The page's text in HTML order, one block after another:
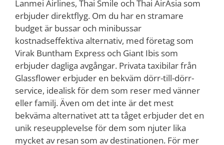
Lanmei Airlines, Thai Smile och Thai AirAsia som
erbjuder direktflyg. Om du har en stramare
budget är bussar och minibussar
kostnadseffektiva alternativ, med företag som
Virak Buntham Express och Giant Ibis som
erbjuder dagliga avgångar. Privata taxibilar från
Glassflower erbjuder en bekväm dörr-till-dörr-
service, idealisk för dem som reser med vänner
eller familj. Även om det inte är det mest
bekväma alternativet att ta tåget erbjuder det en
unik reseupplevelse för dem som njuter lika
mycket av resan som av destinationen. För mer